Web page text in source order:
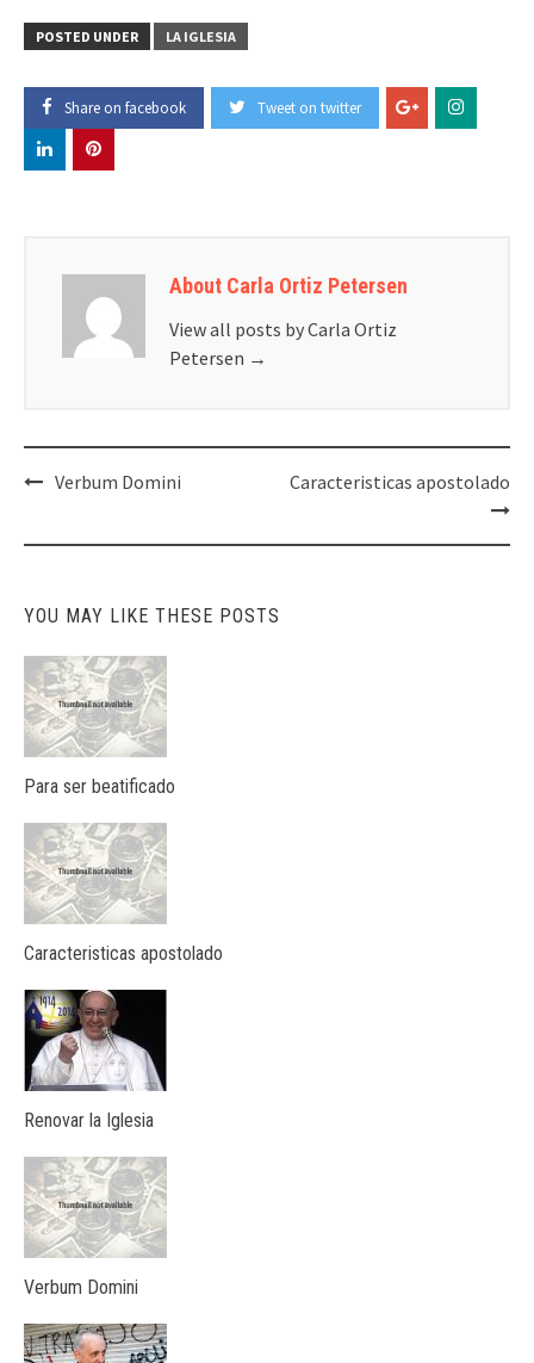
POSTED UNDER LA IGLESIA
Share on facebook Tweet on twitter
About Carla Ortiz Petersen
View all posts by Carla Ortiz
Petersen →
PostVerbum Domini Caracteristicas apostolado
YOU MAY LIKE THESE POSTS
Para ser beatificado
Caracteristicas apostolado
Renovar la Iglesia
Verbum Domini